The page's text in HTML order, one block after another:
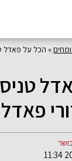
» הכל על פאדל